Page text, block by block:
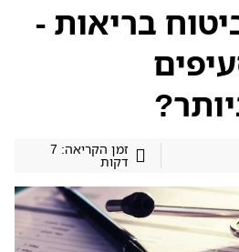
בריאות -
זמן הקריאה: 7
דקות